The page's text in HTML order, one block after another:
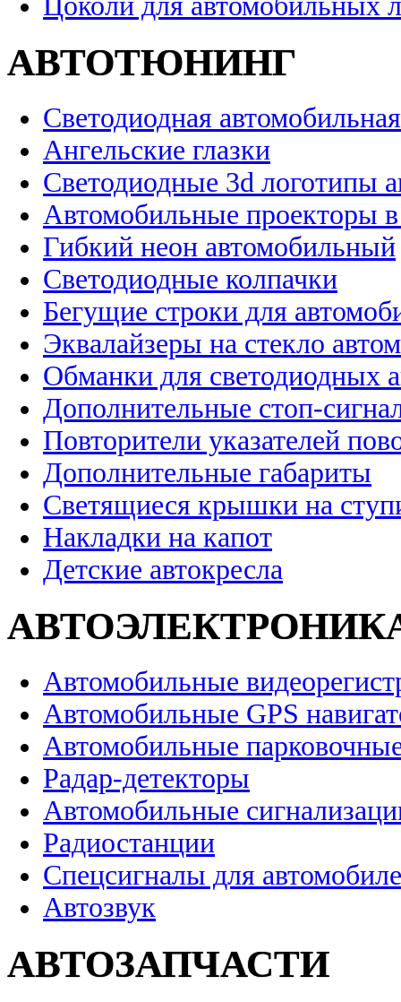
АВТОТЮНИНГ
Светодиодная
Ангельские глазки
Светодиодные 3d логотипы
Автомобильные проекторы
Гибкий неон автомобильный
Светодиодные колпачки
Бегущие строки для
Эквалайзеры на стекло
Обманки для светодиодных
Дополнительные стоп-
Повторители указателей
Дополнительные габариты
Светящиеся крышки на
Накладки на капот
Детские автокресла
Автомобильные
Автомобильные GPS
Автомобильные
Радар-детекторы
Автомобильные
Радиостанции
Спецсигналы для
Автозвук
АВТОЗАПЧАСТИ